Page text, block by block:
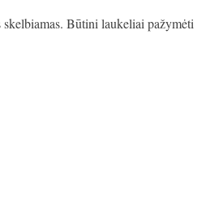
skelbiamas. Būtini laukeliai pažymėti